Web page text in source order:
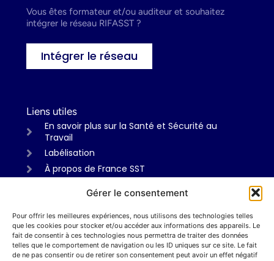
Gérer le consentement
Pour offrir les meilleures expériences, nous utilisons des technologies telles
que les cookies pour stocker et/ou accéder aux informations des appareils. Le
fait de consentir à ces technologies nous permettra de traiter des données
telles que le comportement de navigation ou les ID uniques sur ce site. Le fait
de ne pas consentir ou de retirer son consentement peut avoir un effet négatif
Vous êtes formateur et/ou auditeur et souhaitez
intégrer le réseau RIFASST ?
Intégrer le réseau
Liens utiles
En savoir plus sur la Santé et Sécurité au
Travail
Labélisation
À propos de France SST
Informations
Mentions légales
Politiques de confidentialité